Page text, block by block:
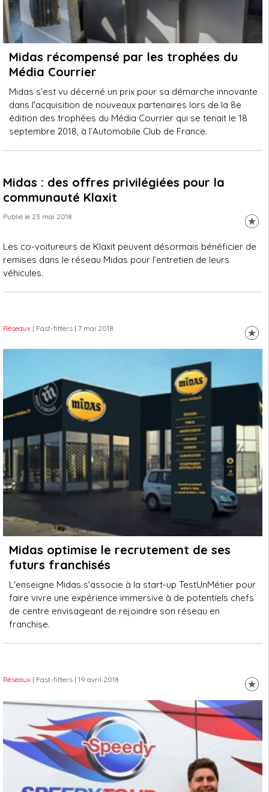
Midas récompensé par les trophées du
Média Courrier
Midas s’est vu décerné un prix pour sa démarche innovante
dans l'acquisition de nouveaux partenaires lors de la 8e
édition des trophées du Média Courrier qui se tenait le 18
septembre 2018, à l’Automobile Club de France.
Midas : des offres privilégiées pour la
communauté Klaxit
Publié le 23 mai 2018
Les co-voitureurs de Klaxit peuvent désormais bénéficier de
remises dans le réseau Midas pour l’entretien de leurs
véhicules.
Réseaux | Fast-fitters | 7 mai 2018
Midas optimise le recrutement de ses
futurs franchisés
L'enseigne Midas s'associe à la start-up TestUnMétier pour
faire vivre une expérience immersive à de potentiels chefs
de centre envisageant de rejoindre son réseau en
franchise.
Réseaux | Fast-fitters | 19 avril 2018